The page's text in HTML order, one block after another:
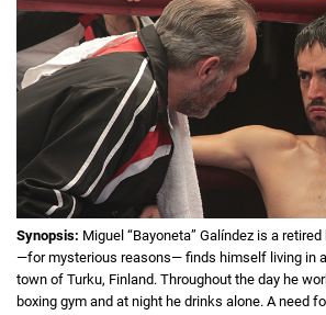
Synopsis: Miguel “Bayoneta” Galíndez is a
—for mysterious reasons— finds himself living in
town of Turku, Finland. Throughout the day he
boxing gym and at night he drinks alone. A need